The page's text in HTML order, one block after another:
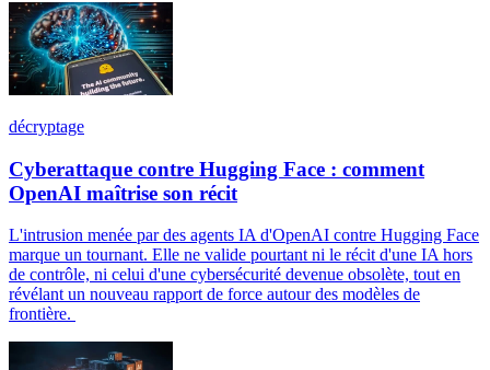
décryptage
Cyberattaque contre Hugging Face : comment
OpenAI maîtrise son récit
L'intrusion menée par des agents IA d'OpenAI contre Hugging Face
marque un tournant. Elle ne valide pourtant ni le récit d'une IA hors
de contrôle, ni celui d'une cybersécurité devenue obsolète, tout en
révélant un nouveau rapport de force autour des modèles de
frontière.